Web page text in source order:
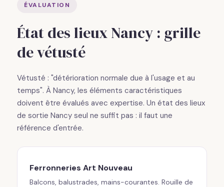
ÉVALUATION
État des lieux Nancy : grille
de vétusté
Vétusté : "détérioration normale due à l'usage et au
temps". À Nancy, les éléments caractéristiques
doivent être évalués avec expertise. Un état des lieux
de sortie Nancy seul ne suffit pas : il faut une
référence d'entrée.
Ferronneries Art Nouveau
Balcons, balustrades, mains-courantes. Rouille de